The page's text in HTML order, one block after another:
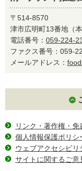
〒514-8570
津市広明町13番地（本
電話番号： 059-224-
ファクス番号：059-
メールアドレス：
リンク・著作権・
個人情報保護ポリシ
ウェブアクセシビリ
サイトに関するご意